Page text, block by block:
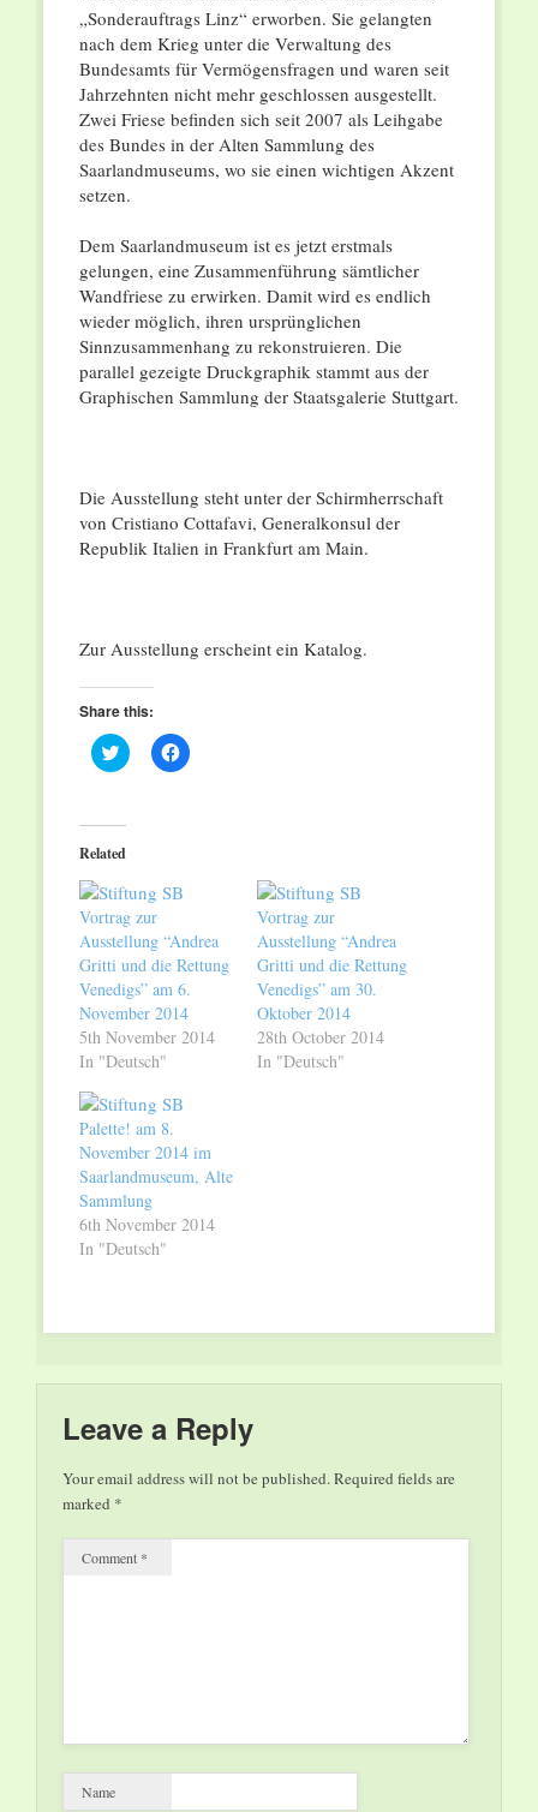
„Sonderauftrags Linz“ erworben. Sie gelangten
nach dem Krieg unter die Verwaltung des
Bundesamts für Vermögensfragen und waren seit
Jahrzehnten nicht mehr geschlossen ausgestellt.
Zwei Friese befinden sich seit 2007 als Leihgabe
des Bundes in der Alten Sammlung des
Saarlandmuseums, wo sie einen wichtigen Akzent
setzen.
Dem Saarlandmuseum ist es jetzt erstmals
gelungen, eine Zusammenführung sämtlicher
Wandfriese zu erwirken. Damit wird es endlich
wieder möglich, ihren ursprünglichen
Sinnzusammenhang zu rekonstruieren. Die
parallel gezeigte Druckgraphik stammt aus der
Graphischen Sammlung der Staatsgalerie Stuttgart.
Die Ausstellung steht unter der Schirmherrschaft
von Cristiano Cottafavi, Generalkonsul der
Republik Italien in Frankfurt am Main.
Zur Ausstellung erscheint ein Katalog.
Share this:
Click
to
(Opens
in
new
Click
to
Related
Vortrag zur
Ausstellung “Andrea
Gritti und die Rettung
Venedigs” am 6.
November 2014
5th November 2014
In "Deutsch"
Vortrag zur
Ausstellung “Andrea
Gritti und die Rettung
Venedigs” am 30.
Oktober 2014
28th October 2014
In "Deutsch"
Palette! am 8.
November 2014 im
Saarlandmuseum, Alte
Sammlung
6th November 2014
In "Deutsch"
Leave a Reply
Your email address will not be published.Required fields are
marked *
Comment *
Name